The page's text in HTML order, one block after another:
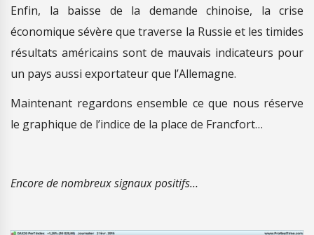
Enfin, la baisse de la demande chinoise, la crise
économique sévère que traverse la Russie et les timides
résultats américains sont de mauvais indicateurs pour
un pays aussi exportateur que l’Allemagne.
Maintenant regardons ensemble ce que nous réserve
le graphique de l’indice de la place de Francfort…
Encore de nombreux signaux positifs…